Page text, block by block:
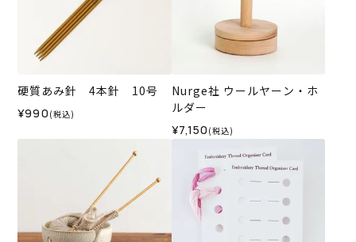
硬質あみ針 4本針 10号
¥990 (税込)
Nurge社 ウールヤーン・ホ
ルダー
¥7,150 (税込)